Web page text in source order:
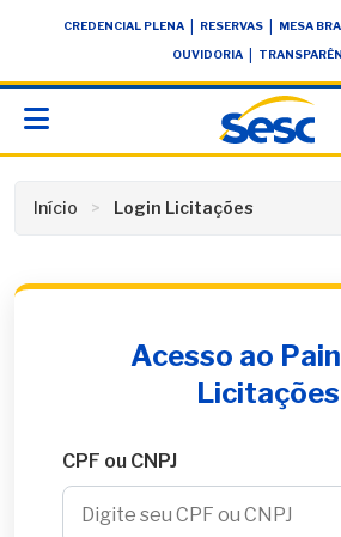
conteúdoCREDENCIAL PLENA RESERVAS MESA
OUVIDORIA
Início Login Licitações
Acesso ao
Licitações
CPF ou CNPJ